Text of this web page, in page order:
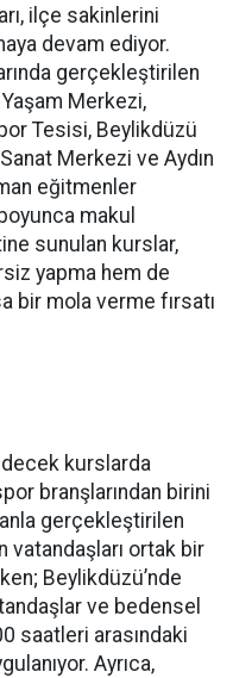
ilçe sakinlerini
devam ediyor.
gerçekleştirilen
Merkezi,
Tesisi, Beylikdüzü
Merkezi ve Aydın
eğitmenler
makul
sunulan kurslar,
yapma hem de
bir mola verme fırsatı
kurslarda
branşlarından birini
gerçekleştirilen
vatandaşları ortak bir
Beylikdüzü’nde
ve bedensel
saatleri arasındaki
Ayrıca,